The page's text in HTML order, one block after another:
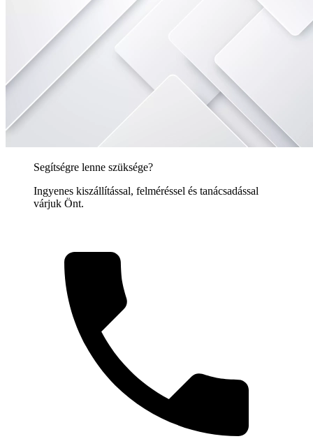
Segítségre lenne szüksége?
Ingyenes kiszállítással, felméréssel és tanácsadással
várjuk Önt.